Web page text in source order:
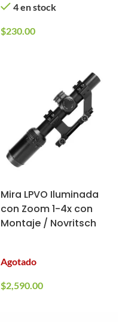
4 en stock
$230.00
Mira LPVO Iluminada
con Zoom 1-4x con
Montaje / Novritsch
Agotado
$2,590.00